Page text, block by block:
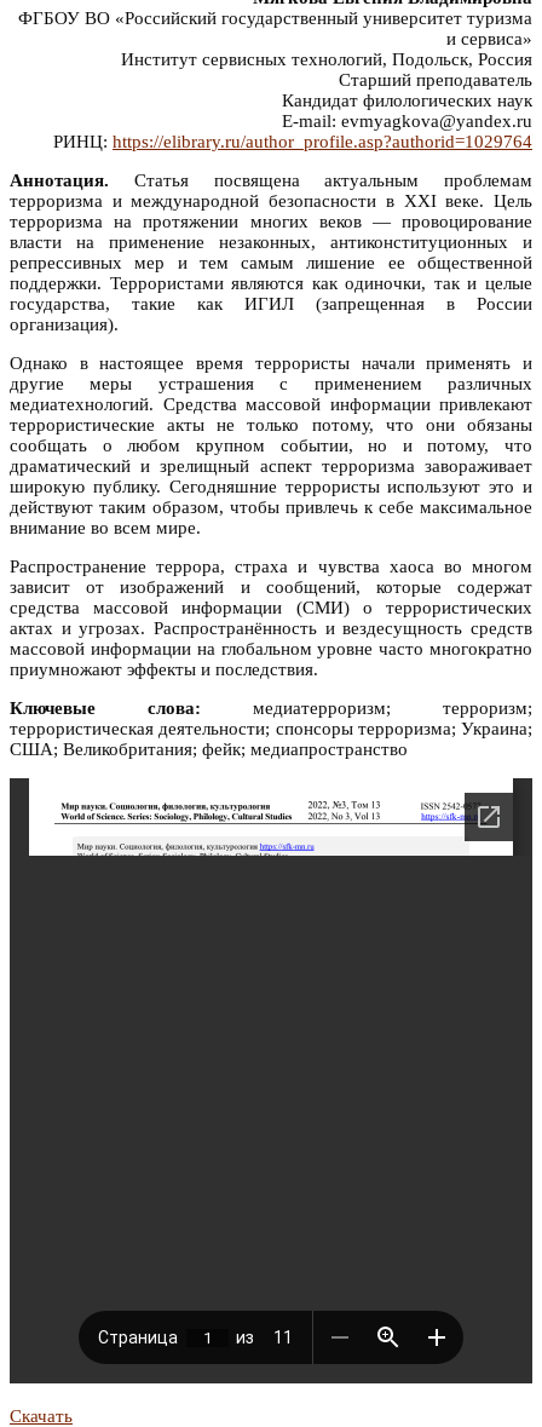
ФГБОУ ВО «Российский государственный университет туризма
и сервиса»
Институт сервисных технологий, Подольск, Россия
Старший преподаватель
Кандидат филологических наук
E-mail: evmyagkova@yandex.ru
РИНЦ: https://elibrary.ru/author_profile.asp?authorid=1029764
Аннотация. Статья посвящена актуальным проблемам
терроризма и международной безопасности в XXI веке. Цель
терроризма на протяжении многих веков — провоцирование
власти на применение незаконных, антиконституционных и
репрессивных мер и тем самым лишение ее общественной
поддержки. Террористами являются как одиночки, так и целые
государства, такие как ИГИЛ (запрещенная в России
организация).
Однако в настоящее время террористы начали применять и
другие меры устрашения с применением различных
медиатехнологий. Средства массовой информации привлекают
террористические акты не только потому, что они обязаны
сообщать о любом крупном событии, но и потому, что
драматический и зрелищный аспект терроризма завораживает
широкую публику. Сегодняшние террористы используют это и
действуют таким образом, чтобы привлечь к себе максимальное
внимание во всем мире.
Распространение террора, страха и чувства хаоса во многом
зависит от изображений и сообщений, которые содержат
средства массовой информации (СМИ) о террористических
актах и угрозах. Распространённость и вездесущность средств
массовой информации на глобальном уровне часто многократно
приумножают эффекты и последствия.
Ключевые слова: медиатерроризм; терроризм;
террористическая деятельности; спонсоры терроризма; Украина;
США; Великобритания; фейк; медиапространство
Скачать